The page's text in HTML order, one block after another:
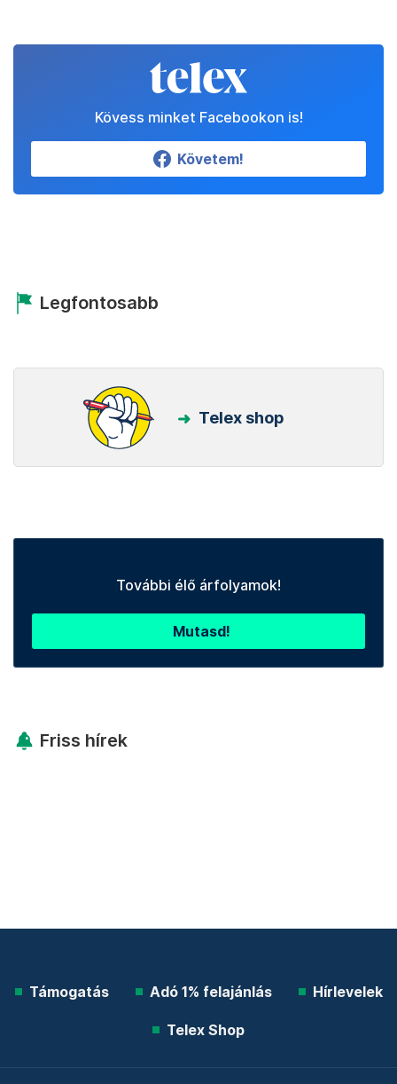
Kövess minket Facebookon is!
Követem!
Legfontosabb
Telex shop
További élő árfolyamok!
Mutasd!
Friss hírek
Támogatás Adó 1% felajánlás Hírlevelek
Telex Shop